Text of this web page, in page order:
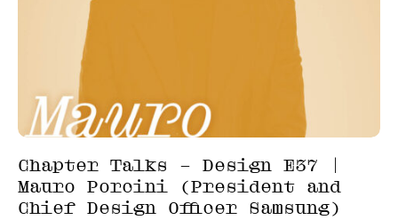
Chapter Talks – Design E37 |
Mauro Porcini (President and
Chief Design Officer Samsung)